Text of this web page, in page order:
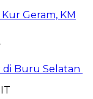
Geram, KM
Buru Selatan